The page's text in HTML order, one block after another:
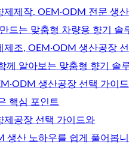
제제작, OEM·ODM 전문 생
드는 맞춤형 차량용 향기 솔
제조, OEM·ODM 생산공장
께 알아보는 맞춤형 향기 솔
생산공장 선택 가이
핵심 포인트
제공장 선택 가이드와
생산 노하우를 쉽게 풀어봅